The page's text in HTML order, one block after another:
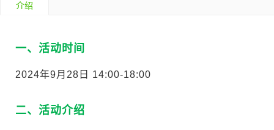
介绍
一、活动时间
2024年9月28日 14:00-18:00
二、活动介绍